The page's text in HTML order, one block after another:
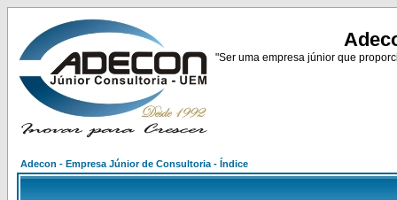
"Ser uma empresa júnior que
Adecon - Empresa Júnior de Consultoria - Índice